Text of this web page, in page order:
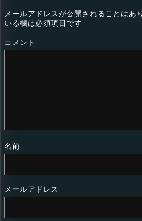
メールアドレスが公開されることはあ
いる欄は必須項目です
コメント
名前
メールアドレス